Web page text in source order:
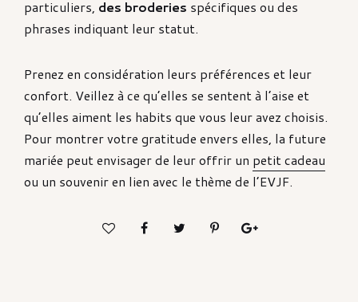
particuliers, des broderies spécifiques ou des
phrases indiquant leur statut.
Prenez en considération leurs préférences et leur
confort. Veillez à ce qu’elles se sentent à l’aise et
qu’elles aiment les habits que vous leur avez choisis.
Pour montrer votre gratitude envers elles, la future
mariée peut envisager de leur offrir un petit cadeau
ou un souvenir en lien avec le thème de l’EVJF.